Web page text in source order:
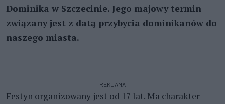
Dominika w Szczecinie. Jego majowy termin
związany jest z datą przybycia dominikanów do
naszego miasta.
REKLAMA
Festyn organizowany jest od 17 lat. Ma charakter